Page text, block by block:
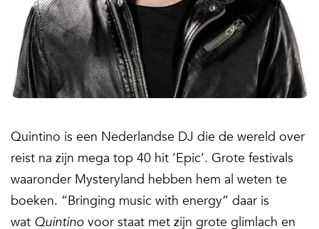
Quintino is een Nederlandse DJ die de wereld over
reist na zijn mega top 40 hit ‘Epic’. Grote festivals
waaronder Mysteryland hebben hem al weten te
boeken. “Bringing music with energy” daar is
wat Quintino voor staat met zijn grote glimlach en